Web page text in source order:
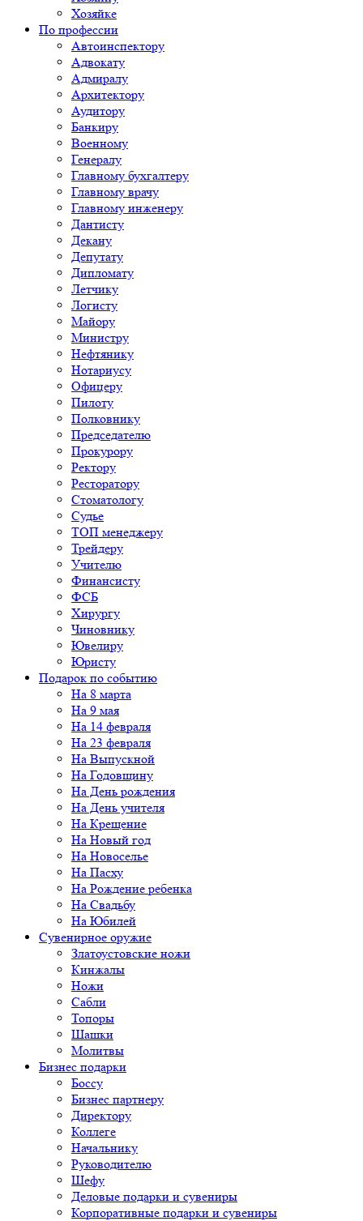
Хозяйке
По профессии
Автоинспектору
Адвокату
Адмиралу
Архитектору
Аудитору
Банкиру
Военному
Генералу
Главному бухгалтеру
Главному врачу
Главному инженеру
Дантисту
Декану
Депутату
Дипломату
Летчику
Логисту
Майору
Министру
Нефтянику
Нотариусу
Офицеру
Пилоту
Полковнику
Председателю
Прокурору
Ректору
Ресторатору
Стоматологу
Судье
ТОП менеджеру
Трейдеру
Учителю
Финансисту
ФСБ
Хирургу
Чиновнику
Ювелиру
Юристу
Подарок по событию
На 8 марта
На 9 мая
На 14 февраля
На 23 февраля
На Выпускной
На Годовщину
На День рождения
На День учителя
На Крещение
На Новый год
На Новоселье
На Пасху
На Рождение ребенка
На Свадьбу
На Юбилей
Сувенирное оружие
Златоустовские ножи
Кинжалы
Ножи
Сабли
Топоры
Шашки
Молитвы
Бизнес подарки
Боссу
Бизнес партнеру
Директору
Коллеге
Начальнику
Руководителю
Шефу
Деловые подарки и сувениры
Корпоративные подарки и сувениры